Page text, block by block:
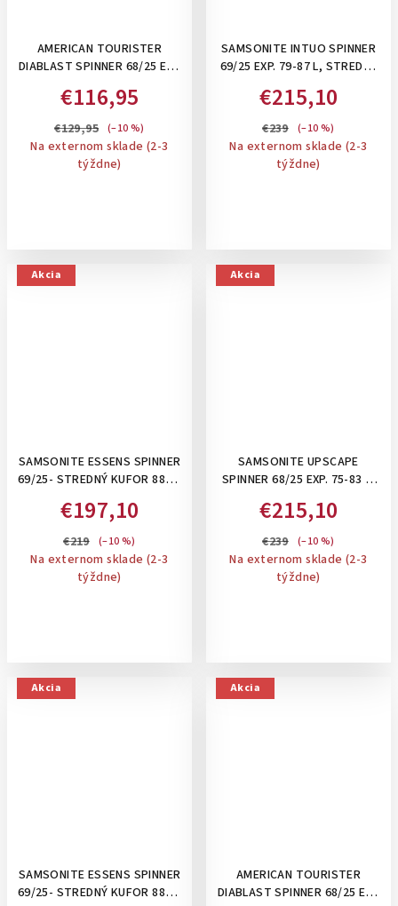
AMERICAN TOURISTER
DIABLAST SPINNER 68/25 EXP
NA 4 KOLIESKACH,
ROZŠÍRITEĽNÝ NA 91 L: BLACK
CODE
€116,95
€129,95 (–10 %)
Na externom sklade (2-3
týždne)
SAMSONITE INTUO SPINNER
69/25 EXP. 79-87 L, STREDNÝ
NIGHTS
€215,10
€239 (–10 %)
Na externom sklade (2-3
týždne)
Akcia
SAMSONITE ESSENS SPINNER
69/25- STREDNÝ KUFOR 88L S
LAVA
€197,10
€219 (–10 %)
Na externom sklade (2-3
týždne)
Akcia
SAMSONITE UPSCAPE
SPINNER 68/25 EXP. 75-83 L-
KUFOR: CLIMBING IVY
€215,10
€239 (–10 %)
Na externom sklade (2-3
týždne)
Akcia
SAMSONITE ESSENS SPINNER
69/25- STREDNÝ KUFOR 88L S
Akcia
AMERICAN TOURISTER
DIABLAST SPINNER 68/25 EXP